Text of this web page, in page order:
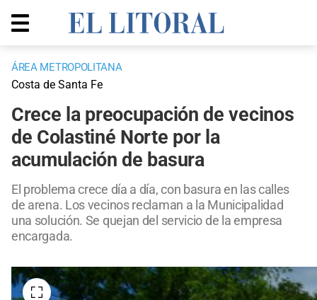
ÁREA METROPOLITANA
Costa de Santa Fe
Crece la preocupación de vecinos
de Colastiné Norte por la
acumulación de basura
El problema crece día a día, con basura en las calles
de arena. Los vecinos reclaman a la Municipalidad
una solución. Se quejan del servicio de la empresa
encargada.